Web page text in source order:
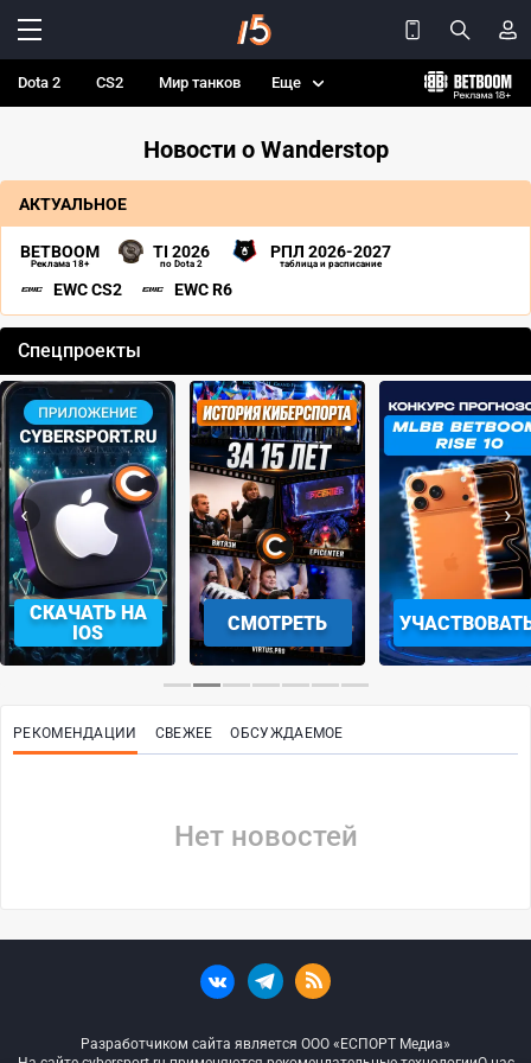
Dota 2 CS2 Мир танков Еще
Новости о Wanderstop
АКТУАЛЬНОЕ
BETBOOM
Реклама 18+
TI 2026
по Dota 2
РПЛ 2026-2027
таблица и расписание
EWC CS2 EWC R6
Спецпроекты
СКАЧАТЬ НА
IOS
СМОТРЕТЬ
‹ ›
РЕКОМЕНДАЦИИ СВЕЖЕЕ ОБСУЖДАЕМОЕ
Нет новостей
Разработчиком сайта является ООО «ЕСПОРТ Медиа»